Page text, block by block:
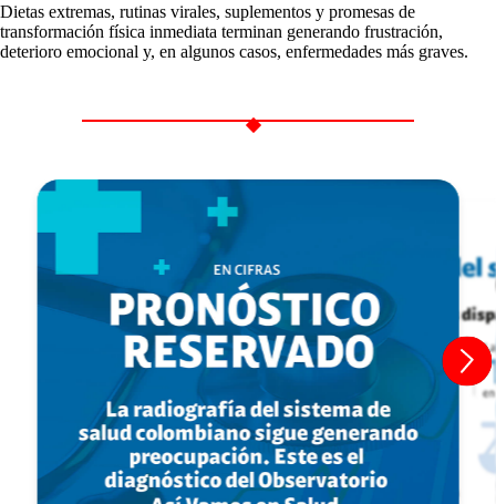
Dietas extremas, rutinas virales, suplementos y promesas de
transformación física inmediata terminan generando frustración,
deterioro emocional y, en algunos casos, enfermedades más graves.